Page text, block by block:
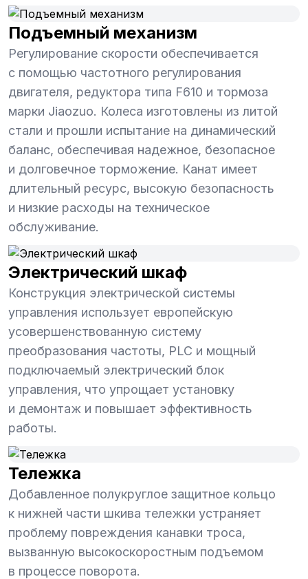
Подъемный механизм
Регулирование скорости обеспечивается
с помощью частотного регулирования
двигателя, редуктора типа F610 и тормоза
марки Jiaozuo. Колеса изготовлены из литой
стали и прошли испытание на динамический
баланс, обеспечивая надежное, безопасное
и долговечное торможение. Канат имеет
длительный ресурс, высокую безопасность
и низкие расходы на техническое
обслуживание.
Электрический шкаф
Конструкция электрической системы
управления использует европейскую
усовершенствованную систему
преобразования частоты, PLC и мощный
подключаемый электрический блок
управления, что упрощает установку
и демонтаж и повышает эффективность
работы.
Тележка
Добавленное полукруглое защитное кольцо
к нижней части шкива тележки устраняет
проблему повреждения канавки троса,
вызванную высокоскоростным подъемом
в процессе поворота.